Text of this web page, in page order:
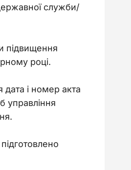
служби/
підвищення
році.
дата і номер акта
управління